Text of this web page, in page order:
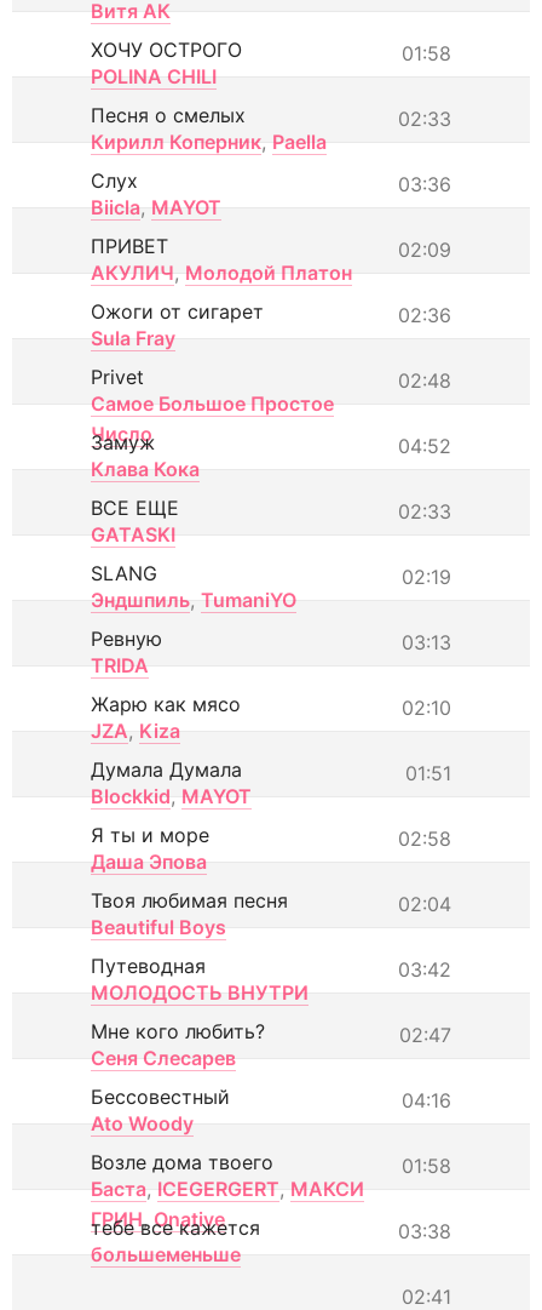
Витя АК
01:58
ХОЧУ ОСТРОГО
POLINA CHILI
02:33
Песня о смелых
Кирилл Коперник, Paella
03:36
Слух
Biicla, MAYOT
02:09
ПРИВЕТ
АКУЛИЧ, Молодой Платон
02:36
Ожоги от сигарет
Sula Fray
02:48
Privet
Самое Большое Простое
Число
04:52
Замуж
Клава Кока
02:33
ВСЕ ЕЩЕ
GATASKI
02:19
SLANG
Эндшпиль, TumaniYO
03:13
Ревную
TRIDA
02:10
Жарю как мясо
JZA, Kiza
01:51
Думала Думала
Blockkid, MAYOT
02:58
Я ты и море
Даша Эпова
02:04
Твоя любимая песня
Beautiful Boys
03:42
Путеводная
МОЛОДОСТЬ ВНУТРИ
02:47
Мне кого любить?
Сеня Слесарев
04:16
Бессовестный
Ato Woody
01:58
Возле дома твоего
Баста, ICEGERGERT, МАКСИ
ГРИН, Onative 03:38
тебе все кажется
большеменьше
02:41